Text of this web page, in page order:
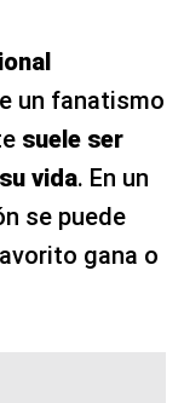
un fanatismo
suele ser
vida. En un
se puede
gana o